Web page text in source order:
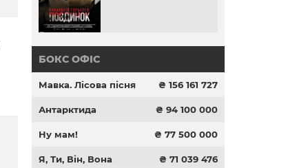
БОКС ОФІС
Мавка. Лісова пісня ₴ 156 161 727
Антарктида ₴ 94 100 000
Ну мам! ₴ 77 500 000
Я, Ти, Він, Вона ₴ 71 039 476